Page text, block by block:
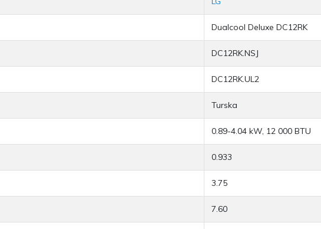
Dualcool Deluxe DC12RK
DC12RK.NSJ
DC12RK.UL2
Turska
0.89-4.04 kW, 12 000 BTU
0.933
3.75
7.60